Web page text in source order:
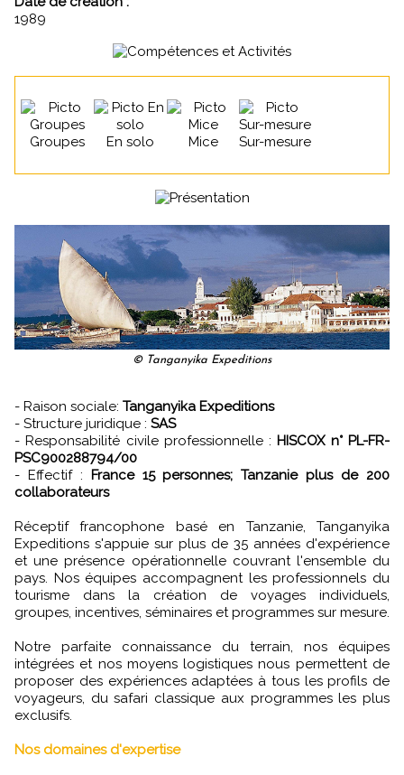
1989
Groupes En solo Mice Sur-mesure
© Tanganyika Expeditions
- Raison sociale: Tanganyika Expeditions
- Structure juridique : SAS
- Responsabilité civile professionnelle : HISCOX n° PL-FR-
PSC900288794/00
- Effectif :
France 15 personnes; Tanzanie plus de 200
collaborateurs
Réceptif francophone basé en Tanzanie, Tanganyika
Expeditions s'appuie sur plus de 35 années d'expérience
et une présence opérationnelle couvrant l'ensemble du
pays. Nos équipes accompagnent les professionnels du
tourisme dans la création de voyages individuels,
groupes, incentives, séminaires et programmes sur mesure.
Notre parfaite connaissance du terrain, nos équipes
intégrées et nos moyens logistiques nous permettent de
proposer des expériences adaptées à tous les profils de
voyageurs, du safari classique aux programmes les plus
exclusifs.
Nos domaines d'expertise